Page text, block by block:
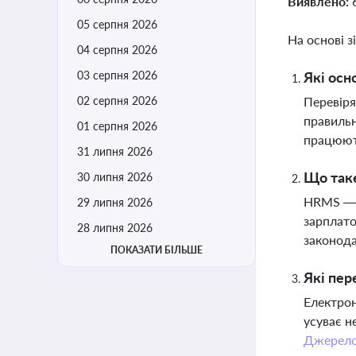
05 серпня 2026
04 серпня 2026
03 серпня 2026
02 серпня 2026
01 серпня 2026
31 липня 2026
30 липня 2026
29 липня 2026
28 липня 2026
ПОКАЗАТИ БІЛЬШЕ
На основі
Які
Що
HRMS —
Які
усуває